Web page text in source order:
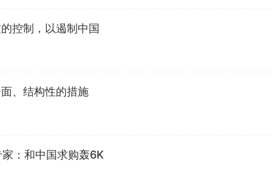
控制，以遏制中国
、结构性的措施
：和中国求购轰6K